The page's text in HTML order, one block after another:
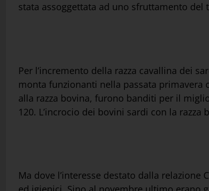
stata assoggettata ad uno sfruttamento del
Per l’incremento della razza cavallina dei
monta funzionanti nella passata
alla razza bovina, furono banditi per il
120. L’incrocio dei bovini sardi con la
Ma dove l’interesse destato dalla